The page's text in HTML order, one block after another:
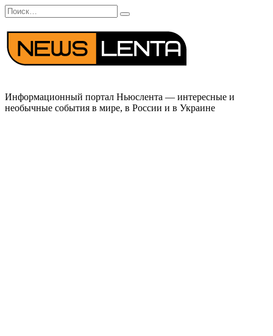
Перейти
к
содержанию
Search
for:
Информационный портал Ньюслента — интересные и
необычные события в мире, в России и в Украине